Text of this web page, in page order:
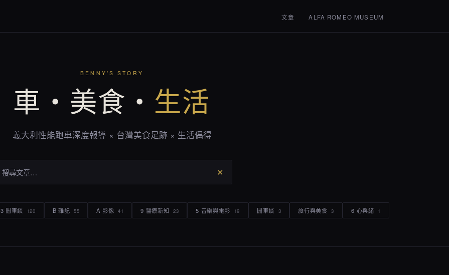
文章 ALFA ROMEO MUSEUM
BENNY'S STORY
車・美食・ 生活
義大利性能跑車深度報導 × 台灣美食足跡 × 生活偶得
✕
3 閒車談 120 B 雜記 55 A 影像 41 9 醫療新知 23 5 音樂與電影 19 閒車談 3 旅行與美食 3 6 心與緒 1